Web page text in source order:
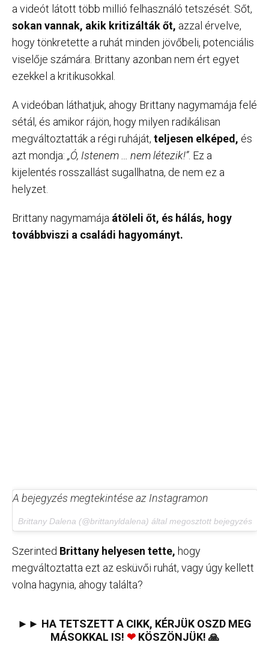
a videót látott több millió felhasználó tetszését. Sőt,
sokan vannak, akik kritizálták őt, azzal érvelve,
hogy tönkretette a ruhát minden jövőbeli, potenciális
viselője számára. Brittany azonban nem ért egyet
ezekkel a kritikusokkal.
A videóban láthatjuk, ahogy Brittany nagymamája felé
sétál, és amikor rájön, hogy milyen radikálisan
megváltoztatták a régi ruháját, teljesen elképed, és
azt mondja: „Ó, Istenem … nem létezik!”. Ez a
kijelentés rosszallást sugallhatna, de nem ez a
helyzet.
Brittany nagymamája átöleli őt, és hálás, hogy
továbbviszi a családi hagyományt.
A bejegyzés megtekintése az Instagramon
Brittany Dalena (@brittanyldalena) által megosztott bejegyzés
Szerinted Brittany helyesen tette, hogy
megváltoztatta ezt az esküvői ruhát, vagy úgy kellett
volna hagynia, ahogy találta?
►► HA TETSZETT A CIKK, KÉRJÜK OSZD MEG
MÁSOKKAL IS! ❤KÖSZÖNJÜK! 🙏